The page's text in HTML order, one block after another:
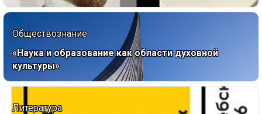
Обществознание
«Наука и образование как области духовной
культуры»
Литература